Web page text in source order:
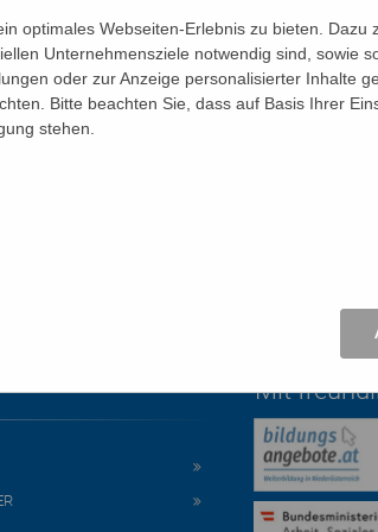
برنامه ریزی زمانی، محل کار و تمرکز
با معلمان صحبت کنند. برای این منظور
Mit
optimales Webseiten-Erlebnis zu bieten.
Unternehmensziele notwendig sind, sowie
oder zur Anzeige personalisierter Inhalte
Bitte beachten Sie, dass auf Basis Ihrer
stehen.